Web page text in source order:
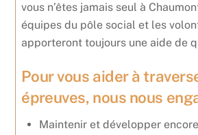
vous n’êtes jamais seul à
équipes du pôle social et les
apporteront toujours une aide de
Pour vous aider à
épreuves, nous nous
Maintenir et développer